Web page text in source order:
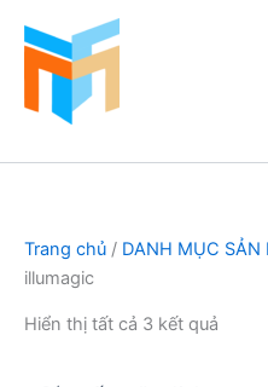
Trang chủ / DANH MỤC SẢN
illumagic
Hiển thị tất cả 3 kết quả